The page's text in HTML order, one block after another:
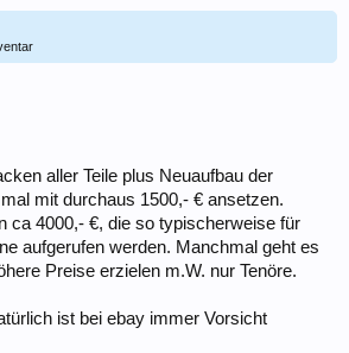
aller Teile plus Neuaufbau der
mit durchaus 1500,- € ansetzen.
ca 4000,- €, die so typischerweise für
aufgerufen werden. Manchmal geht es
Preise erzielen m.W. nur Tenöre.
ist bei ebay immer Vorsicht